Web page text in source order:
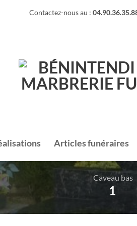
Contactez-nous au :
Articles funéraires
Caveau bas
1